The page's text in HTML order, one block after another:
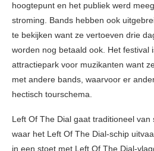
hoogtepunt en het publiek werd
stroming. Bands hebben ook
te bekijken want ze vertoeven drie
worden nog betaald ook. Het festival
attractiepark voor muzikanten want
met andere bands, waarvoor er
hectisch tourschema.
Left Of The Dial gaat traditioneel van
waar het Left Of The Dial-schip
in een stoet met Left Of The Dial-